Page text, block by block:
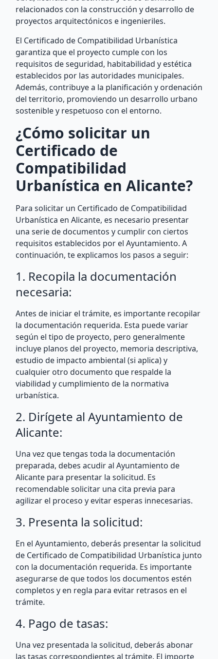
relacionados con la construcción y desarrollo de
proyectos arquitectónicos e ingenieriles.
El Certificado de Compatibilidad Urbanística
garantiza que el proyecto cumple con los
requisitos de seguridad, habitabilidad y estética
establecidos por las autoridades municipales.
Además, contribuye a la planificación y ordenación
del territorio, promoviendo un desarrollo urbano
sostenible y respetuoso con el entorno.
¿Cómo solicitar un
Certificado de
Compatibilidad
Urbanística en Alicante?
Para solicitar un Certificado de Compatibilidad
Urbanística en Alicante, es necesario presentar
una serie de documentos y cumplir con ciertos
requisitos establecidos por el Ayuntamiento. A
continuación, te explicamos los pasos a seguir:
1. Recopila la documentación
necesaria:
Antes de iniciar el trámite, es importante recopilar
la documentación requerida. Esta puede variar
según el tipo de proyecto, pero generalmente
incluye planos del proyecto, memoria descriptiva,
estudio de impacto ambiental (si aplica) y
cualquier otro documento que respalde la
viabilidad y cumplimiento de la normativa
urbanística.
2. Dirígete al Ayuntamiento de
Alicante:
Una vez que tengas toda la documentación
preparada, debes acudir al Ayuntamiento de
Alicante para presentar la solicitud. Es
recomendable solicitar una cita previa para
agilizar el proceso y evitar esperas innecesarias.
3. Presenta la solicitud:
En el Ayuntamiento, deberás presentar la solicitud
de Certificado de Compatibilidad Urbanística junto
con la documentación requerida. Es importante
asegurarse de que todos los documentos estén
completos y en regla para evitar retrasos en el
trámite.
4. Pago de tasas:
Una vez presentada la solicitud, deberás abonar
las tasas correspondientes al trámite. El importe